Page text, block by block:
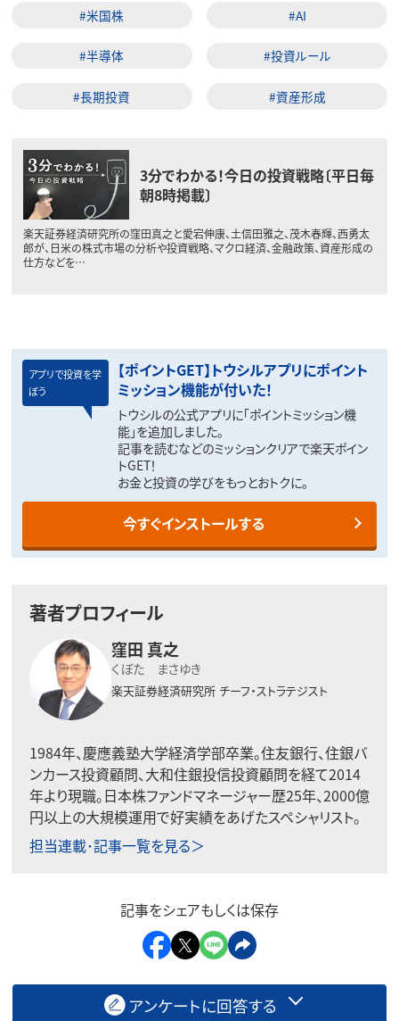
#米国株 #AI
#半導体 #投資ルール
#長期投資 #資産形成
3分でわかる！今日の投資戦略〔平日毎
朝8時掲載〕
楽天証券経済研究所の窪田真之と愛宕伸康、土信田雅之、茂木春輝、西勇太
郎が、日米の株式市場の分析や投資戦略、マクロ経済、金融政策、資産形成の
仕方などを…
アプリで投資を学
ぼう
【ポイントGET】トウシルアプリにポイント
ミッション機能が付いた！
トウシルの公式アプリに「ポイントミッション機
能」を追加しました。
記事を読むなどのミッションクリアで楽天ポイン
トGET！
お金と投資の学びをもっとおトクに。
今すぐインストールする
著者プロフィール
窪田 真之
くぼた まさゆき
楽天証券経済研究所 チーフ・ストラテジスト
1984年、慶應義塾大学経済学部卒業。住友銀行、住銀バ
ンカース投資顧問、大和住銀投信投資顧問を経て2014
年より現職。日本株ファンドマネージャー歴25年、2000億
円以上の大規模運用で好実績をあげたスペシャリスト。
担当連載･記事一覧を見る＞
記事をシェアもしくは保存
アンケートに回答する